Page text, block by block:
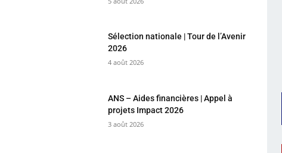
Sélection nationale | Tour de l’Avenir
2026
4 août 2026
ANS – Aides financières | Appel à
projets Impact 2026
3 août 2026